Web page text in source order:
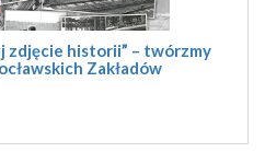
zdjęcie historii” – twórzmy
Zakładów